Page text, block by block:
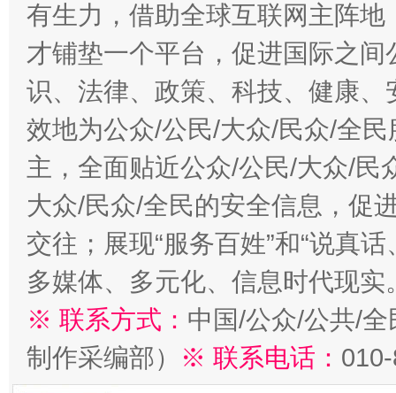
有生力，借助全球互联网主阵
才铺垫一个平台，促进国际之
识、法律、政策、科技、健康
效地为公众/公民/大众/民众/全
主，全面贴近公众/公民/大众/民
大众/民众/全民的安全信息，促
交往；展现“服务百姓”和“说真
多媒体、多元化、信息时代现实
※ 联系方式： 中国/公众/公共/
制作采编部）
※ 联系电话：